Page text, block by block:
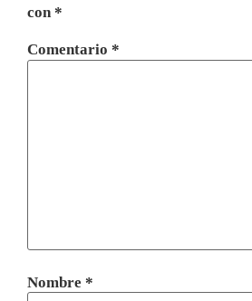
con*
Comentario *
Nombre *